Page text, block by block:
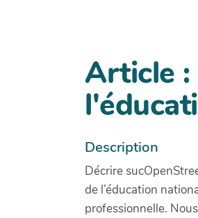
Article :
Description
Décrire
de l’éducation
professionnelle.